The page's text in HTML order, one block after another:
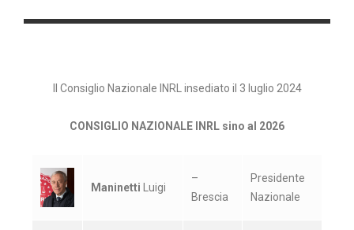
Il Consiglio Nazionale INRL insediato il 3 luglio 2024
CONSIGLIO NAZIONALE INRL sino al 2026
Maninetti Luigi
–
Brescia
Presidente
Nazionale